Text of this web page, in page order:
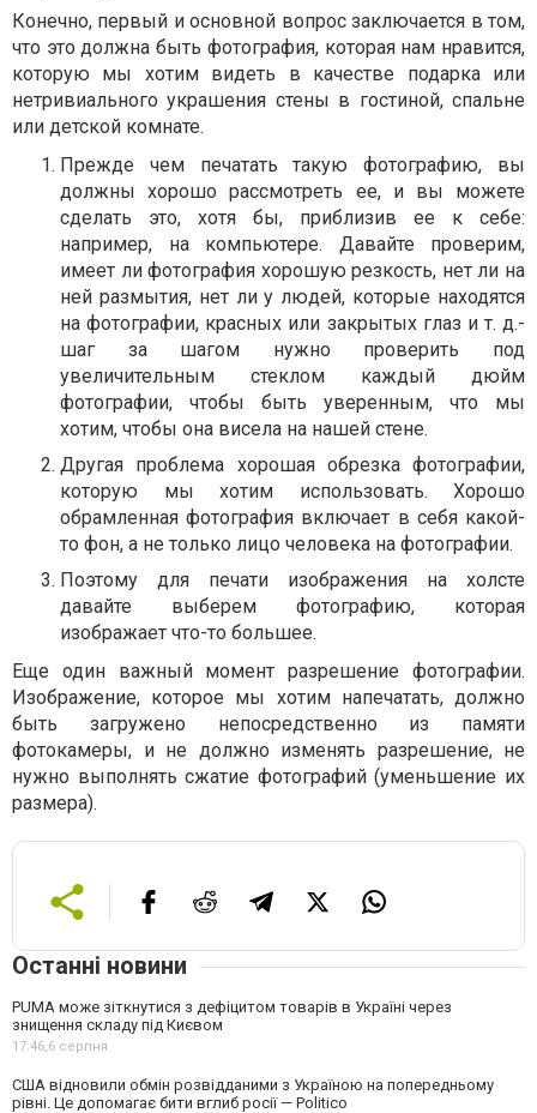
Конечно, первый и основной вопрос заключается в том,
что это должна быть фотография, которая нам нравится,
которую мы хотим видеть в качестве подарка или
нетривиального украшения стены в гостиной, спальне
или детской комнате.
Прежде чем печатать такую фотографию, вы
должны хорошо рассмотреть ее, и вы можете
сделать это, хотя бы, приблизив ее к себе:
например, на компьютере. Давайте проверим,
имеет ли фотография хорошую резкость, нет ли на
ней размытия, нет ли у людей, которые находятся
на фотографии, красных или закрытых глаз и т. д.-
шаг за шагом нужно проверить под
увеличительным стеклом каждый дюйм
фотографии, чтобы быть уверенным, что мы
хотим, чтобы она висела на нашей стене.
Другая проблема хорошая обрезка фотографии,
которую мы хотим использовать. Хорошо
обрамленная фотография включает в себя какой-
то фон, а не только лицо человека на фотографии.
Поэтому для печати изображения на холсте
давайте выберем фотографию, которая
изображает что-то большее.
Еще один важный момент разрешение фотографии.
Изображение, которое мы хотим напечатать, должно
быть загружено непосредственно из памяти
фотокамеры, и не должно изменять разрешение, не
нужно выполнять сжатие фотографий (уменьшение их
размера).
Останні новини
PUMA може зіткнутися з дефіцитом товарів в Україні через
знищення складу під Києвом
17:46,6 серпня
США відновили обмін розвідданими з Україною на попередньому
рівні. Це допомагає бити вглиб росії — Politico